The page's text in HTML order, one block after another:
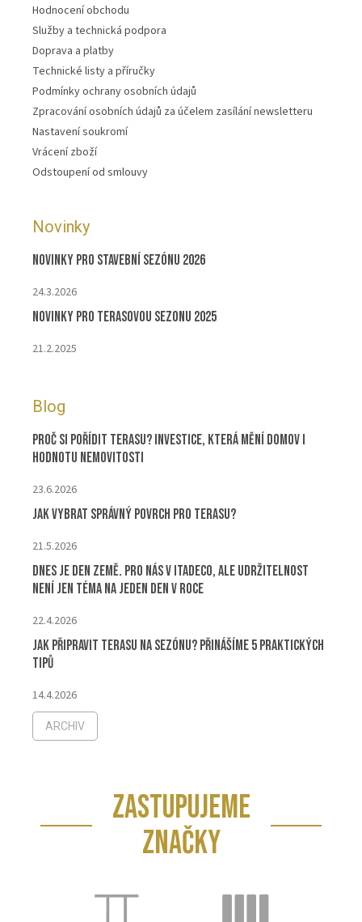
Hodnocení obchodu
Služby a technická podpora
Doprava a platby
Technické listy a příručky
Podmínky ochrany osobních údajů
Zpracování osobních údajů za účelem zasílání newsletteru
Nastavení soukromí
Vrácení zboží
Odstoupení od smlouvy
Novinky
Novinky pro stavební sezónu 2026
24.3.2026
Novinky pro terasovou sezonu 2025
21.2.2025
Blog
Proč si pořídit terasu? Investice, která mění domov i
hodnotu nemovitosti
23.6.2026
Jak vybrat správný povrch pro terasu?
21.5.2026
Dnes je Den Země. Pro nás v ITADECO, ale udržitelnost
není jen téma na jeden den v roce
22.4.2026
Jak připravit terasu na sezónu? Přinášíme 5 praktických
tipů
14.4.2026
ARCHIV
ZASTUPUJEME
ZNAČKY